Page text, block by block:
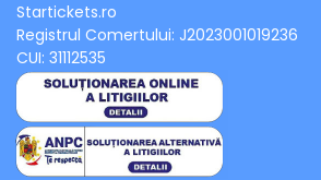
Startickets.ro
Registrul Comertului: J2023001019236
CUI: 31112535